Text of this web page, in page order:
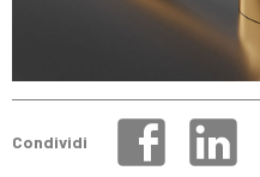
Condividi